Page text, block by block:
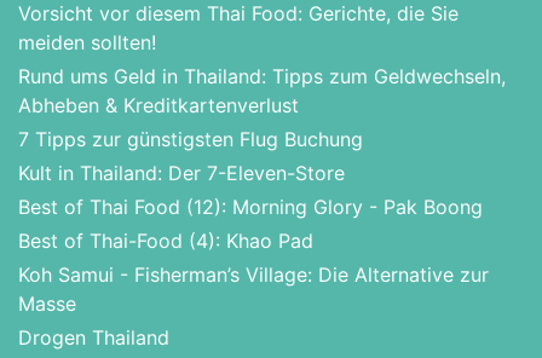
Vorsicht vor diesem Thai Food: Gerichte, die Sie
meiden sollten!
Rund ums Geld in Thailand: Tipps zum Geldwechseln,
Abheben & Kreditkartenverlust
7 Tipps zur günstigsten Flug Buchung
Kult in Thailand: Der 7-Eleven-Store
Best of Thai Food (12): Morning Glory - Pak Boong
Best of Thai-Food (4): Khao Pad
Koh Samui - Fisherman’s Village: Die Alternative zur
Masse
Drogen Thailand